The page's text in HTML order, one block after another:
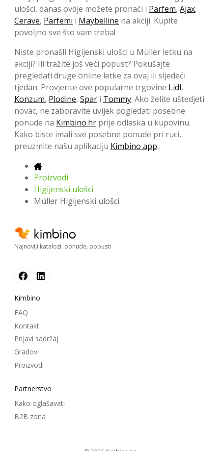
ulošci, danas ovdje možete pronaći i Parfem, Ajax,
Cerave, Parfemi i Maybelline na akciji. Kupite
povoljno sve što vam treba!
Niste pronašli Higijenski ulošci u Müller letku na
akciji? Ili tražite još veći popust? Pokušajte
pregledati druge online letke za ovaj ili sljedeći
tjedan. Provjerite ove popularne trgovine Lidl,
Konzum, Plodine, Spar i Tommy. Ako želite uštedjeti
novac, ne zaboravite uvijek pogledati posebne
ponude na Kimbino.hr prije odlaska u kupovinu.
Kako biste imali sve posebne ponude pri ruci,
preuzmite našu aplikaciju Kimbino app .
Proizvodi
Higijenski ulošci
Müller Higijenski ulošci
Najnoviji katalozi, ponude, popusti
Kimbino
FAQ
Kontakt
Prijavi sadržaj
Gradovi
Proizvodi
Partnerstvo
Kako oglašavati
B2B zona